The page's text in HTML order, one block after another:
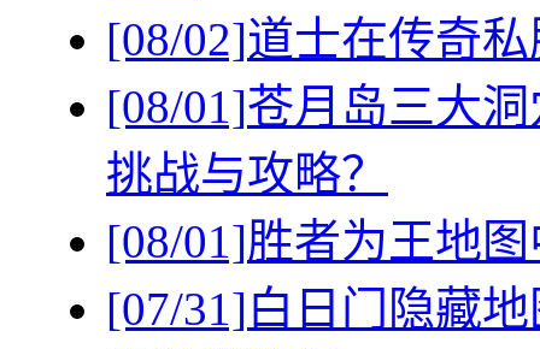
[08/02]道士在传奇
[08/01]苍月岛三大
挑战与攻略？
[08/01]胜者为王地
[07/31]白日门隐藏